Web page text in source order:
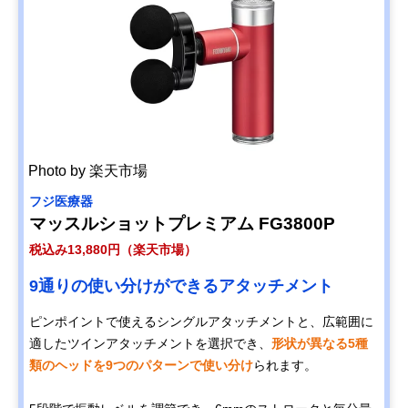
Photo by 楽天市場
フジ医療器
マッスルショットプレミアム FG3800P
税込み13,880円（楽天市場）
9通りの使い分けができるアタッチメント
ピンポイントで使えるシングルアタッチメントと、広範囲に
適したツインアタッチメントを選択でき、 形状が異なる5種
類のヘッドを9つのパターンで使い分けられます。